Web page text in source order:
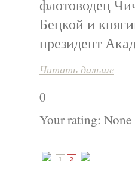
флотоводец
Бецкой и
президент
Читать дальше
0
Your rating: None
1 2